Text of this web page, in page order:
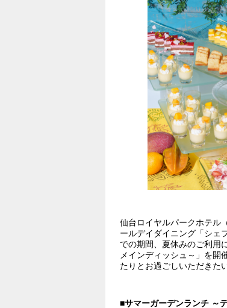
仙台ロイヤルパークホテル
ールデイダイニング「シェ
での期間、夏休みのご利用
メインディッシュ～」を開
たりとお過ごしいただきた
■サマーガーデンランチ ～